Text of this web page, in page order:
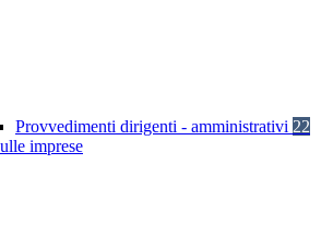
Provvedimenti dirigenti - amministrativi 22
imprese